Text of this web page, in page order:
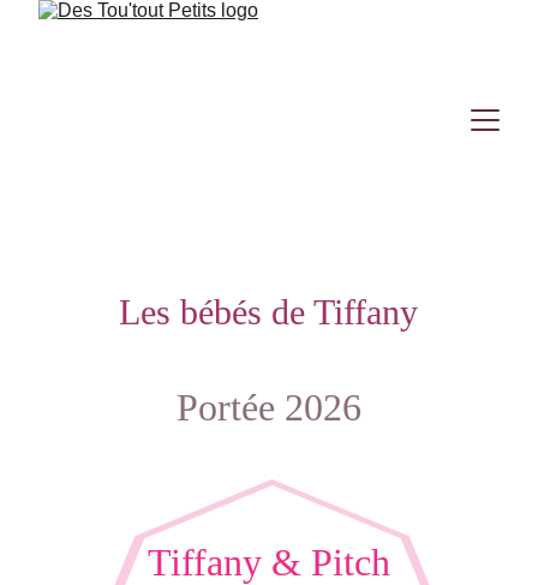
Les bébés de Tiffany
Portée 2026
Tiffany & Pitch